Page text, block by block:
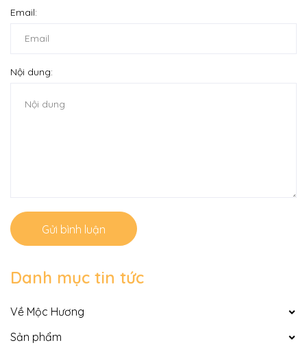
Email:
Nội dung:
Gửi bình luận
Danh mục tin tức
Về Mộc Hương
Sản phẩm